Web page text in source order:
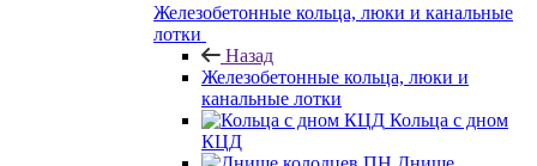
Железобетонные кольца, люки и канальные
лотки
Назад
Железобетонные кольца, люки и
канальные лотки
Кольца с дном
КЦД